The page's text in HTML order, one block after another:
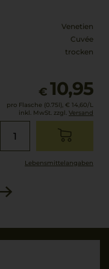
Venetien
Cuvée
trocken
€ 10,95
pro Flasche (0.75l), € 14,60/L
inkl. MwSt. zzgl. Versand
Lebensmittel­angaben